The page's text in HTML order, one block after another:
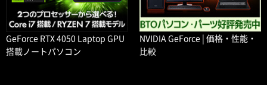
GeForce RTX 4050 Laptop GPU
搭載ノートパソコン
NVIDIA GeForce | 価格・性能・
比較